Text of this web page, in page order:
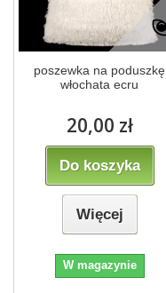
poszewka na poduszkę
włochata ecru
20,00 zł
Do koszyka
Więcej
W magazynie